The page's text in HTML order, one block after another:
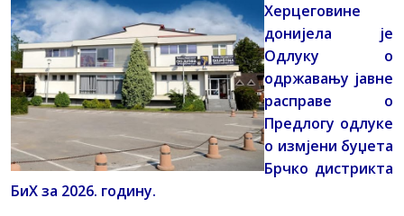
Херцеговине
донијела је
Одлуку о
одржавању јавне
расправе о
Предлогу одлуке
о измјени буџета
Брчко дистрикта
БиХ за 2026. годину.